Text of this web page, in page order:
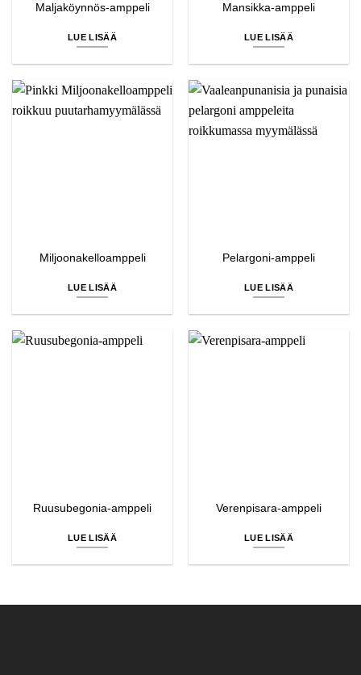
Maljaköynnös-amppeli
LUE LISÄÄ
Mansikka-amppeli
LUE LISÄÄ
Miljoonakelloamppeli
LUE LISÄÄ
Pelargoni-amppeli
LUE LISÄÄ
Ruusubegonia-amppeli
LUE LISÄÄ
Verenpisara-amppeli
LUE LISÄÄ